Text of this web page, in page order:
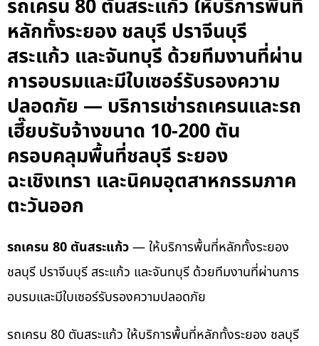
รถเครน 80 ตันสระแก้ว ให้บริการพื้นที่
หลักทั้งระยอง ชลบุรี ปราจีนบุรี
สระแก้ว และจันทบุรี ด้วยทีมงานที่ผ่าน
การอบรมและมีใบเซอร์รับรองความ
ปลอดภัย — บริการเช่ารถเครนและรถ
เฮี๊ยบรับจ้างขนาด 10-200 ตัน
ครอบคลุมพื้นที่ชลบุรี ระยอง
ฉะเชิงเทรา และนิคมอุตสาหกรรมภาค
ตะวันออก
รถเครน 80 ตันสระแก้ว— ให้บริการพื้นที่หลักทั้งระยอง
ชลบุรี ปราจีนบุรี สระแก้ว และจันทบุรี ด้วยทีมงานที่ผ่านการ
อบรมและมีใบเซอร์รับรองความปลอดภัย
รถเครน 80 ตันสระแก้ว ให้บริการพื้นที่หลักทั้งระยอง ชลบุรี